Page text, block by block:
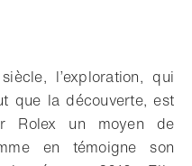
siècle, l’exploration, qui
que la découverte, est
Rolex un moyen de
en témoigne son